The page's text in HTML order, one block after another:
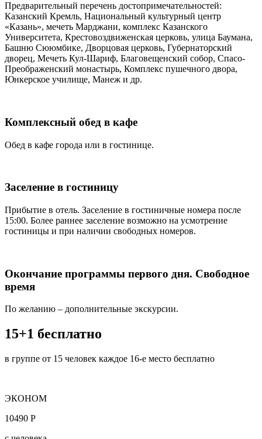
Предварительный перечень достопримечательностей:
Казанский Кремль, Национальный культурный центр
«Казань», мечеть Марджани, комплекс Казанского
Университета, Крестовоздвиженская церковь, улица Баумана,
Башню Сююмбике, Дворцовая церковь, Губернаторский
дворец, Мечеть Кул-Шариф, Благовещенский собор, Спасо-
Преображенский монастырь, Комплекс пушечного двора,
Юнкерское училище, Манеж и др.
Комплексный обед в кафе
Обед в кафе города или в гостинице.
Заселение в гостиницу
Прибытие в отель. Заселение в гостиничные номера после
15:00. Более раннее заселение возможно на усмотрение
гостиницы и при наличии свободных номеров.
Окончание программы первого дня. Свободное
время
По желанию – дополнительные экскурсии.
15+1 бесплатно
в группе от 15 человек каждое 16-е место бесплатно
ЭКОНОМ
10490 Р